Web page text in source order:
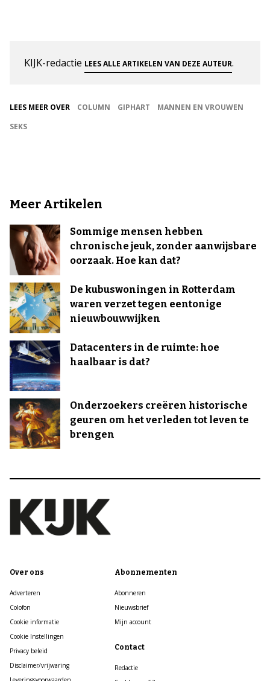
KIJK-redactie LEES ALLE ARTIKELEN VAN DEZE AUTEUR.
LEES MEER OVER COLUMN GIPHART
MANNEN EN VROUWEN
SEKS
Meer Artikelen
Sommige mensen hebben
chronische jeuk, zonder aanwijsbare
oorzaak. Hoe kan dat?
De kubuswoningen in Rotterdam
waren verzet tegen eentonige
nieuwbouwwijken
Datacenters in de ruimte: hoe
haalbaar is dat?
Onderzoekers creëren historische
geuren om het verleden tot leven te
brengen
Over ons
Adverteren
Colofon
Cookie informatie
Cookie Instellingen
Privacy beleid
Disclaimer/vrijwaring
Abonnementen
Abonneren
Nieuwsbrief
Mijn account
Contact
Redactie